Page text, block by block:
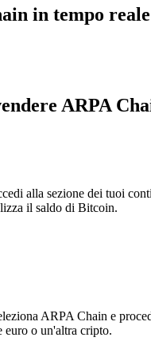
in tempo reale
ARPA
alla sezione dei tuoi
il saldo di Bitcoin.
ARPA Chain e
euro o un'altra cripto.